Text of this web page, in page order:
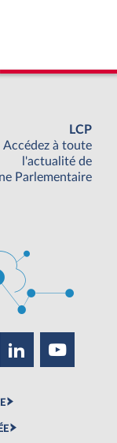
LCP
Accédez à toute
l'actualité de
Parlementaire